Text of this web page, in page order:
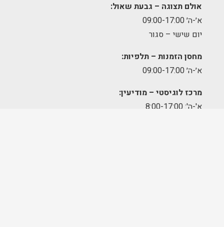
אולם תצוגה – גבעת שאול:
א׳-ה׳ 09:00-17:00
יום שישי – סגור
מחסן הזמנות – תלפיות:
א׳-ה׳ 09:00-17:00
מרכז לוגיסטי – מודיעין:
א'-ה': 8:00-17:00